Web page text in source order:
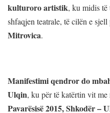
kulturoro artistik, ku midis të
shfaqjen teatrale, të cilën e
Mitrovica.
Manifestimi qendror do
Ulqin, ku për të katërtin vit
Pavarësisë 2015, Shkodër –